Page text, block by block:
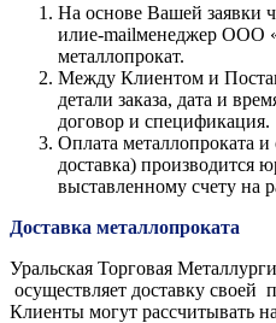
На основе Вашей заявки
илиe-mailменеджер ООО
металлопрокат.
Между Клиентом и
детали заказа, дата и
договор и спецификация.
Оплата металлопроката
доставка) производится
выставленному счету
Доставка металлопроката
Уральская Торговая
осуществляет доставку своей
Клиенты могут рассчитывать